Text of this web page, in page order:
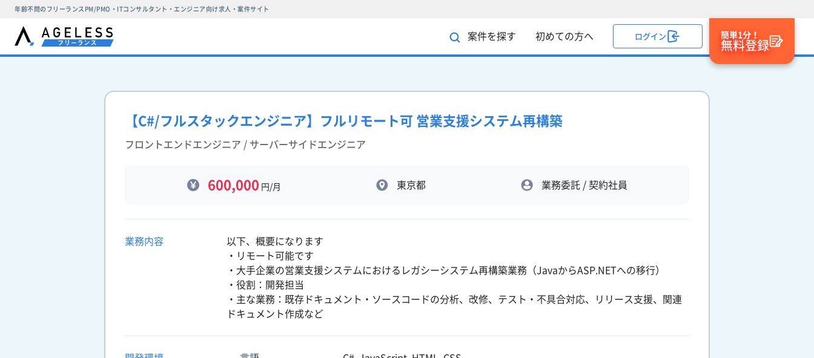
年齢不問のフリーランスPM/PMO・ITコンサルタント・エンジニア向け求人・案件サイト
案件を探す 初めての方へ ログイン 簡単1分！
無料登録
【C#/フルスタックエンジニア】フルリモート可 営業支援システム再構築
フロントエンドエンジニア / サーバーサイドエンジニア
600,000 円/月 東京都 業務委託 / 契約社員
業務内容
以下、概要になります
・リモート可能です
・大手企業の営業支援システムにおけるレガシーシステム再構築業務（JavaからASP.NETへの移行）
・役割：開発担当
・主な業務：既存ドキュメント・ソースコードの分析、改修、テスト・不具合対応、リリース支援、関連
ドキュメント作成など